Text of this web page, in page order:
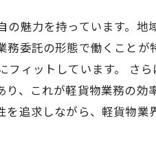
魅力を持っています。
委託の形態で働くこと
ィットしています。 さ
、これが軽貨物業務の
追求しながら、軽貨物業